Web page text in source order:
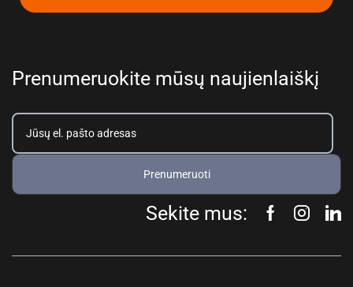
Prenumeruokite mūsų naujienlaiškį
Prenumeruoti
Sekite mus: